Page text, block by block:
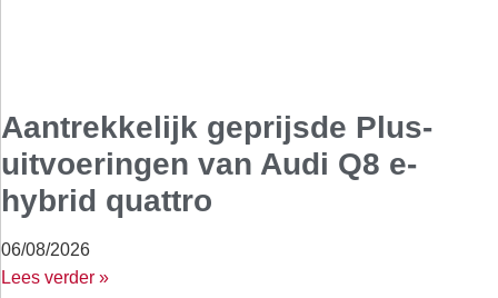
Aantrekkelijk geprijsde Plus-
uitvoeringen van Audi Q8 e-
hybrid quattro
06/08/2026
Lees verder »